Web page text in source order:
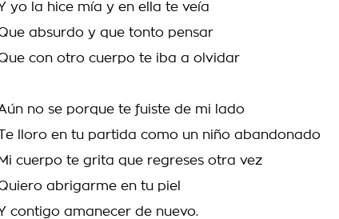
yo la hice mía y en ella te veía
absurdo y que tonto pensar
con otro cuerpo te iba a olvidar
no se porque te fuiste de mi lado
Te lloro en tu partida como un niño abandonado
Mi cuerpo te grita que regreses otra vez
abrigarme en tu piel
contigo amanecer de nuevo.